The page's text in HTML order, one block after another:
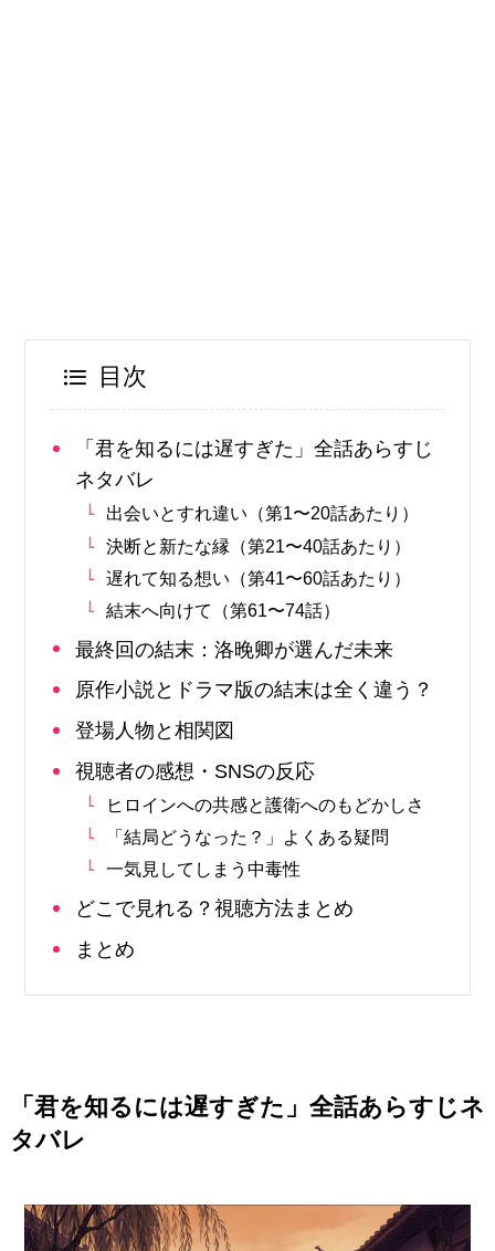
目次
「君を知るには遅すぎた」全話あらすじ
ネタバレ
出会いとすれ違い（第1〜20話あたり）
決断と新たな縁（第21〜40話あたり）
遅れて知る想い（第41〜60話あたり）
結末へ向けて（第61〜74話）
最終回の結末：洛晚卿が選んだ未来
原作小説とドラマ版の結末は全く違う？
登場人物と相関図
視聴者の感想・SNSの反応
ヒロインへの共感と護衛へのもどかしさ
「結局どうなった？」よくある疑問
一気見してしまう中毒性
どこで見れる？視聴方法まとめ
まとめ
「君を知るには遅すぎた」全話あらすじネ
タバレ